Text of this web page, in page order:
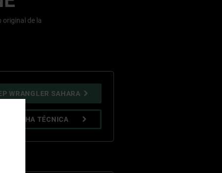
original de la
WRANGLER SAHARA
LA FICHA TÉCNICA